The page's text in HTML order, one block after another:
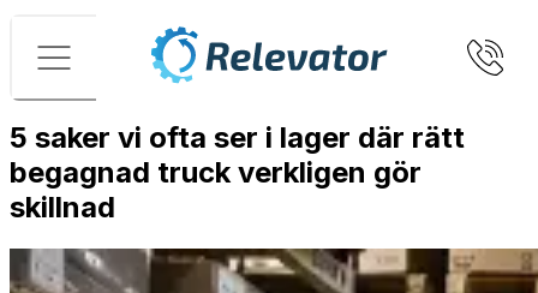
Meny
5 saker vi ofta ser i lager där rätt
begagnad truck verkligen gör
skillnad